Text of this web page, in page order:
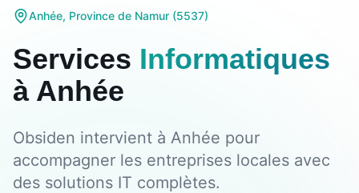
Anhée, Province de Namur (5537)
Services Informatiques
à Anhée
Obsiden intervient à Anhée pour
accompagner les entreprises locales avec
des solutions IT complètes.